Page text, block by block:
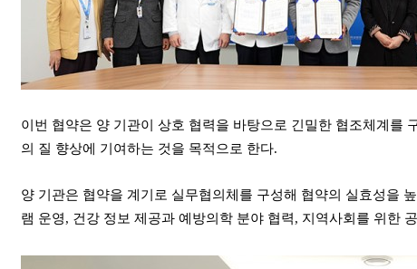
이번 협약은 양 기관이 상호 협력을 바탕으로 긴밀한 협조체계를
의 질 향상에 기여하는 것을 목적으로 한다.
양 기관은 협약을 계기로 실무협의체를 구성해 협약의 실효성을
램 운영, 건강 정보 제공과 예방의학 분야 협력, 지역사회를 위한